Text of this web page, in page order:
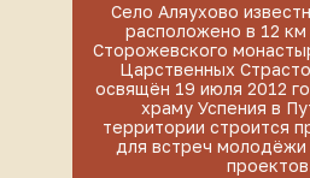
Село Аляухово
расположено в 12 км
Сторожевского
Царственных
освящён 19 июля 2012
храму Успения в
территории строится
для встреч молодёжи